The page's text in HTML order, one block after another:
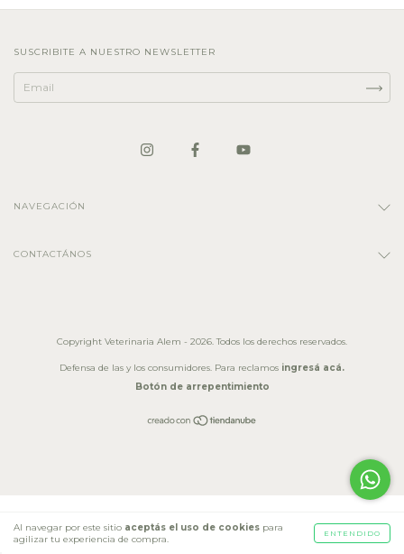
Al navegar por este sitio aceptás el uso de cookies para
agilizar tu experiencia de compra.
ENTENDIDO
SUSCRIBITE A NUESTRO NEWSLETTER
NAVEGACIÓN
CONTACTÁNOS
Copyright Veterinaria Alem - 2026. Todos los derechos reservados.
Defensa de las y los consumidores. Para reclamos ingresá acá.
Botón de arrepentimiento